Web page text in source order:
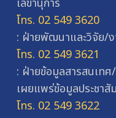
โทร. 02 549 3620
: ฝ่ายพัฒนาและวิจัย/ง
โทร. 02 549 3621
: ฝ่ายข้อมูลสารสนเท
เผยแพร่ข้อมูลประชา
โทร. 02 549 3622